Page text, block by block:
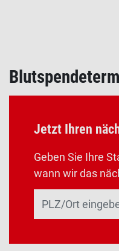
Jetzt Ihren
Geben Sie Ihre
wann wir das